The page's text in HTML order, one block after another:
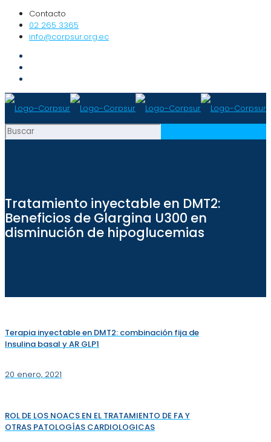
Contacto
02 265 3365
info@corpsur.org.ec
Tratamiento inyectable en DMT2:
Beneficios de Glargina U300 en
disminución de hipoglucemias
Terapia inyectable en DMT2: combinación fija de
Insulina basal y AR GLP1
20 enero, 2021
ROL DE LOS NOACS EN EL TRATAMIENTO DE FA Y
OTRAS PATOLOGÍAS CARDIOLOGICAS